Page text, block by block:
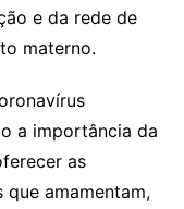
e da rede de
materno.
a importância da
as
que amamentam,